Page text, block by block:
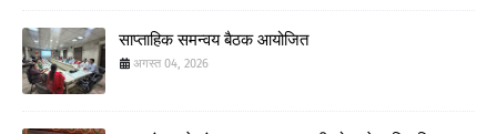
साप्ताहिक समन्वय बैठक आयोजित
अगस्त 04, 2026